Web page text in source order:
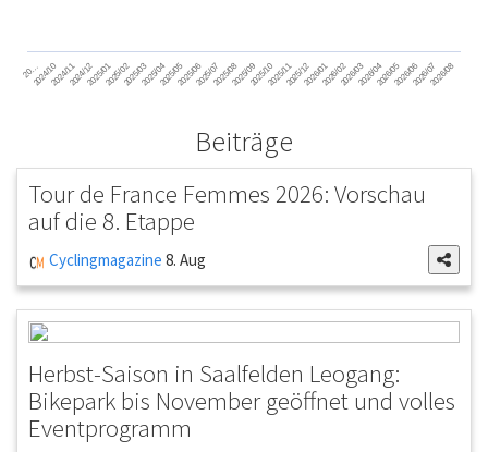
20…2024/102024/112024/122025/012025/022025/032025/042025/052025/062025/072025/082025/092025/102025/112025/122026/012026/022026/032026/042026/052026/062026/072026/08
Beiträge
Tour de France Femmes 2026: Vorschau
auf die 8. Etappe
Cyclingmagazine 8. Aug
Herbst-Saison in Saalfelden Leogang:
Bikepark bis November geöffnet und volles
Eventprogramm